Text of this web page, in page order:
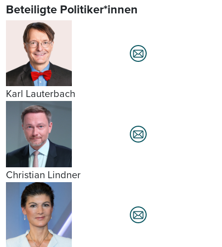
Beteiligte Politiker*innen
Karl Lauterbach
Christian Lindner